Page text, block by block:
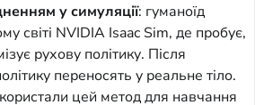
у симуляції: гуманоїд
світі NVIDIA Isaac Sim, де пробує,
рухову політику. Після
переносять у реальне тіло.
цей метод для навчання